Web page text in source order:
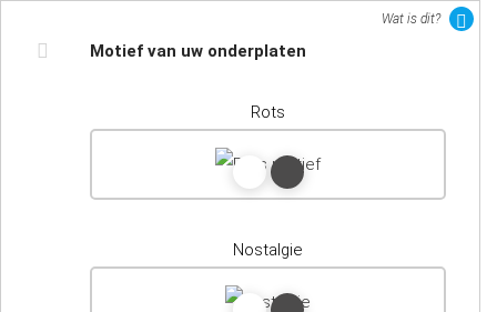
Wat is dit?
Motief van uw onderplaten
Rots
Nostalgie